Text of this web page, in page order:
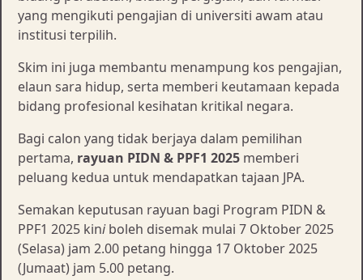
yang mengikuti pengajian di universiti awam atau
institusi terpilih.
Skim ini juga membantu menampung kos pengajian,
elaun sara hidup, serta memberi keutamaan kepada
bidang profesional kesihatan kritikal negara.
Bagi calon yang tidak berjaya dalam pemilihan
pertama, rayuan PIDN & PPF1 2025 memberi
peluang kedua untuk mendapatkan tajaan JPA.
Semakan keputusan rayuan bagi Program PIDN &
PPF1 2025 kiniboleh disemak mulai 7 Oktober 2025
(Selasa) jam 2.00 petang hingga 17 Oktober 2025
(Jumaat) jam 5.00 petang.